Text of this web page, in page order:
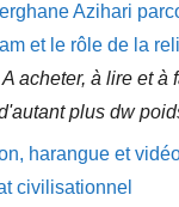
Azihari
et le rôle de la
acheter, à lire et à
plus dw
harangue et
civilisationnel